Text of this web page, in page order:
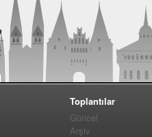
Toplantılar
Güncel
Arşiv